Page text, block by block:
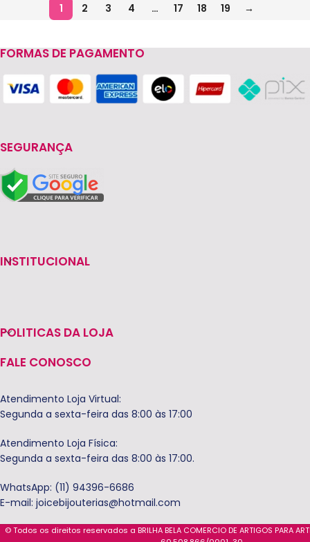
1 2 3 4 … 17 18 19 →
FORMAS DE PAGAMENTO
SEGURANÇA
INSTITUCIONAL
POLITICAS DA LOJA
FALE CONOSCO
Atendimento Loja Virtual:
Segunda a sexta-feira das 8:00 às 17:00
Atendimento Loja Física:
Segunda a sexta-feira das 8:00 às 17:00.
WhatsApp: (11) 94396-6686
E-mail: joicebijouterias@hotmail.com
© Todos os direitos reservados a BRILHA BELA COMERCIO DE ARTIGOS PARA